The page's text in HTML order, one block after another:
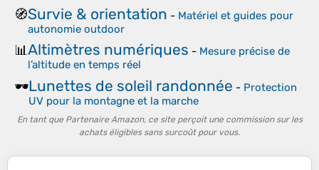
🧭Survie & orientation - Matériel et guides pour
autonomie outdoor
📊Altimètres numériques - Mesure précise de
l’altitude en temps réel
🕶️Lunettes de soleil randonnée - Protection
UV pour la montagne et la marche
En tant que Partenaire Amazon, ce site perçoit une commission sur les
achats éligibles sans surcoût pour vous.